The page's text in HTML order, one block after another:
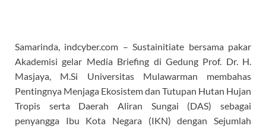
Samarinda, indcyber.com – Sustainitiate bersama pakar
Akademisi gelar Media Briefing di Gedung Prof. Dr. H.
Masjaya, M.Si Universitas Mulawarman membahas
Pentingnya Menjaga Ekosistem dan Tutupan Hutan Hujan
Tropis serta Daerah Aliran Sungai (DAS) sebagai
penyangga Ibu Kota Negara (IKN) dengan Sejumlah